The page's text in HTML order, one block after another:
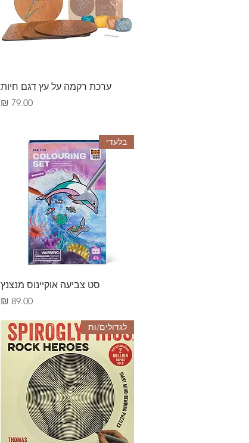
תצוגה מהירה
ערכת רקמה על עץ דגם חיות
מחיר‏79.00 ‏₪
תצוגה מהירה
בלעדי
סט צביעה אוקיינוס מנצנץ
מחיר‏89.00 ‏₪
לגדולים/ות